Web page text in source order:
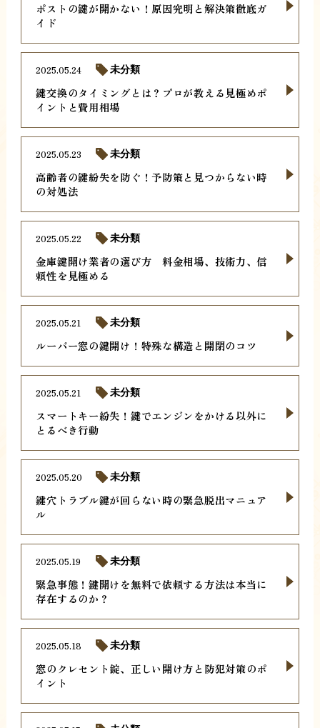
ポストの鍵が開かない！原因究明と解決策徹底ガ
イド
鍵交換のタイミングとは？プロが教える見極めポ
イントと費用相場
2025.05.24 未分類
高齢者の鍵紛失を防ぐ！予防策と見つからない時
の対処法
2025.05.23 未分類
金庫鍵開け業者の選び方 料金相場、技術力、信
頼性を見極める
2025.05.22 未分類
ルーバー窓の鍵開け！特殊な構造と開閉のコツ
2025.05.21 未分類
スマートキー紛失！鍵でエンジンをかける以外に
とるべき行動
2025.05.21 未分類
鍵穴トラブル鍵が回らない時の緊急脱出マニュア
ル
2025.05.20 未分類
緊急事態！鍵開けを無料で依頼する方法は本当に
存在するのか？
2025.05.19 未分類
窓のクレセント錠、正しい開け方と防犯対策のポ
イント
2025.05.18 未分類